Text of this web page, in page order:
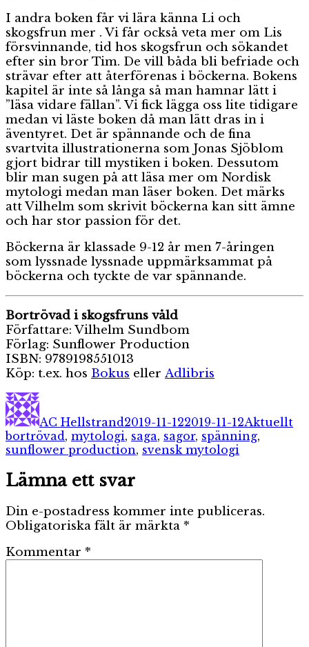
I andra boken får vi lära känna Li och
skogsfrun mer . Vi får också veta mer om Lis
försvinnande, tid hos skogsfrun och sökandet
efter sin bror Tim. De vill båda bli befriade och
strävar efter att återförenas i böckerna. Bokens
kapitel är inte så långa så man hamnar lätt i
”läsa vidare fällan”. Vi fick lägga oss lite tidigare
medan vi läste boken då man lätt dras in i
äventyret. Det är spännande och de fina
svartvita illustrationerna som Jonas Sjöblom
gjort bidrar till mystiken i boken. Dessutom
blir man sugen på att läsa mer om Nordisk
mytologi medan man läser boken. Det märks
att Vilhelm som skrivit böckerna kan sitt ämne
och har stor passion för det.
Böckerna är klassade 9-12 år men 7-åringen
som lyssnade lyssnade uppmärksammat på
böckerna och tyckte de var spännande.
Bortrövad i skogsfruns våld
Författare: Vilhelm Sundbom
Förlag: Sunflower Production
ISBN: 9789198551013
Köp: t.ex. hos Bokus eller Adlibris
Författare
AC Hellstrand2019-11-122019-11-12Aktuellt
bortrövad, mytologi, saga, sagor, spänning,
sunflower production, svensk mytologi
Lämna ett svar
Din e-postadress kommer inte publiceras.
Obligatoriska fält är märkta *
Kommentar *